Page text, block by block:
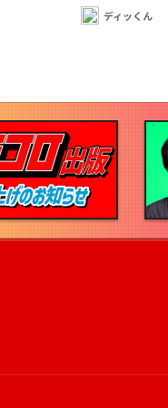
ディッくん